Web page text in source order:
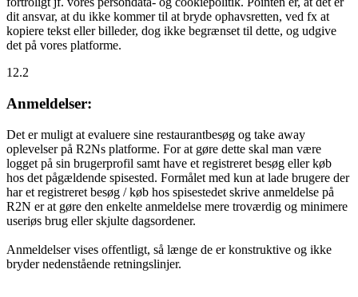
dit ansvar, at du ikke kommer til at bryde ophavsretten, ved fx at
kopiere tekst eller billeder, dog ikke begrænset til dette, og udgive
det på vores platforme.
12.2
Anmeldelser:
Det er muligt at evaluere sine restaurantbesøg og take away
oplevelser på R2Ns platforme. For at gøre dette skal man være
logget på sin brugerprofil samt have et registreret besøg eller køb
hos det pågældende spisested. Formålet med kun at lade brugere der
har et registreret besøg / køb hos spisestedet skrive anmeldelse på
R2N er at gøre den enkelte anmeldelse mere troværdig og minimere
useriøs brug eller skjulte dagsordener.
Anmeldelser vises offentligt, så længe de er konstruktive og ikke
bryder nedenstående retningslinjer.